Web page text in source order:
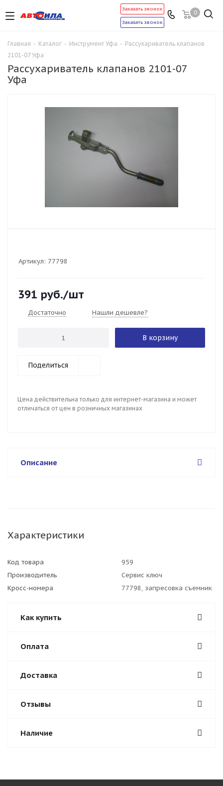
0
Заказать звонок
Заказать звонок
Главная - Каталог - Инструмент Уфа - Рассухариватель клапанов
2101-07 Уфа
Рассухариватель клапанов 2101-07
Уфа
Артикул: 77798
391 руб./шт
Достаточно Нашли дешевле?
В корзину
Поделиться
Цена действительна только для интернет-магазина и может
отличаться от цен в розничных магазинах
Описание
Характеристики
Код товара
959
Производитель
Сервис ключ
Кросс-номера
77798, запресовка съемник
Как купить
Оплата
Доставка
Отзывы
Наличие